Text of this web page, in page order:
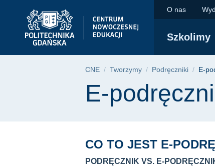
głównego
wyszukiwarki
E-podręcznik - co
O nas
Szkolimy
Ścieżka
CNE Tworzymy Podręczniki E-
Treść strony
E-
CO TO JEST E-
PODRĘCZNIK VS. E-